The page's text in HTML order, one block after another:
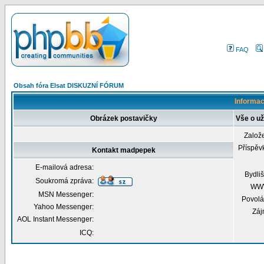
FAQ
Obsah fóra Elsat DISKUZNÍ FÓRUM
Obrázek postavičky Vše o
Kontakt madpepek
E-mailová adresa:
Soukromá zpráva:
MSN Messenger:
Yahoo Messenger:
AOL Instant Messenger:
ICQ: